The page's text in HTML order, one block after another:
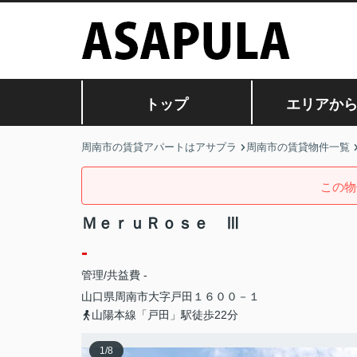
トップ エリアか
周南市の賃貸アパートはアサプラ 周南市の賃貸物件一覧
この
ＭｅｒｕＲｏｓｅ Ⅲ
-
管理/共益費 -
山口県周南市大字戸田 １６００－１
山陽本線「戸田」駅徒歩22分
1/8